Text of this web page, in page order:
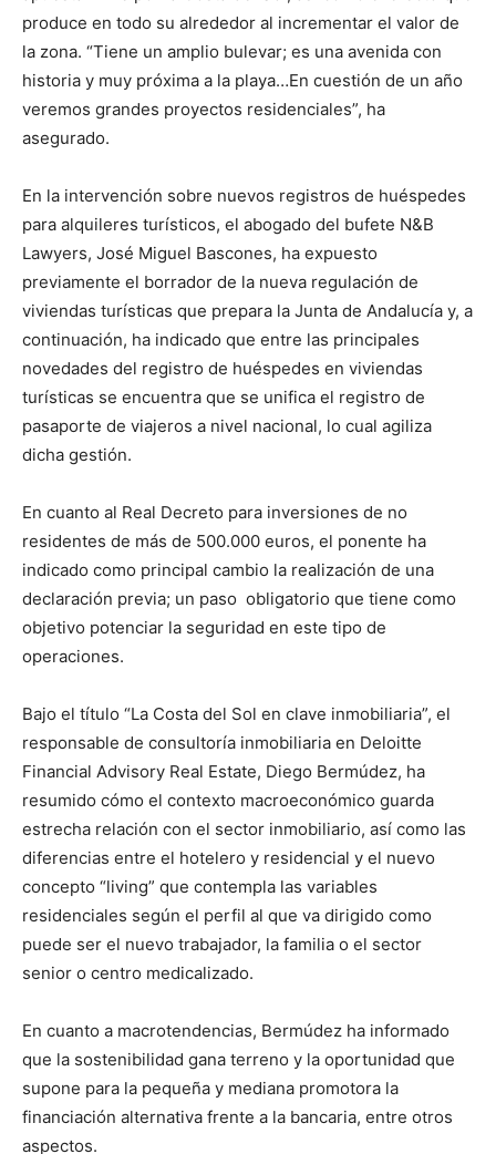
produce en todo su alrededor al incrementar el valor de
la zona. “Tiene un amplio bulevar; es una avenida con
historia y muy próxima a la playa…En cuestión de un año
veremos grandes proyectos residenciales”, ha
asegurado.
En la intervención sobre nuevos registros de huéspedes
para alquileres turísticos, el abogado del bufete N&B
Lawyers, José Miguel Bascones, ha expuesto
previamente el borrador de la nueva regulación de
viviendas turísticas que prepara la Junta de Andalucía y, a
continuación, ha indicado que entre las principales
novedades del registro de huéspedes en viviendas
turísticas se encuentra que se unifica el registro de
pasaporte de viajeros a nivel nacional, lo cual agiliza
dicha gestión.
En cuanto al Real Decreto para inversiones de no
residentes de más de 500.000 euros, el ponente ha
indicado como principal cambio la realización de una
declaración previa; un paso obligatorio que tiene como
objetivo potenciar la seguridad en este tipo de
operaciones.
Bajo el título “La Costa del Sol en clave inmobiliaria”, el
responsable de consultoría inmobiliaria en Deloitte
Financial Advisory Real Estate, Diego Bermúdez, ha
resumido cómo el contexto macroeconómico guarda
estrecha relación con el sector inmobiliario, así como las
diferencias entre el hotelero y residencial y el nuevo
concepto “living” que contempla las variables
residenciales según el perfil al que va dirigido como
puede ser el nuevo trabajador, la familia o el sector
senior o centro medicalizado.
En cuanto a macrotendencias, Bermúdez ha informado
que la sostenibilidad gana terreno y la oportunidad que
supone para la pequeña y mediana promotora la
financiación alternativa frente a la bancaria, entre otros
aspectos.